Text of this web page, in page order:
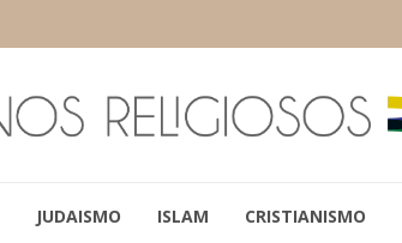
JUDAISMO ISLAM CRISTIANISMO